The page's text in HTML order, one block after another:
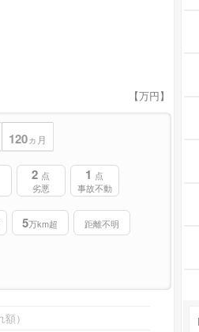
【万円】
120ヵ月
2 点
劣悪
1 点
事故不動
5万km超 距離不明
）